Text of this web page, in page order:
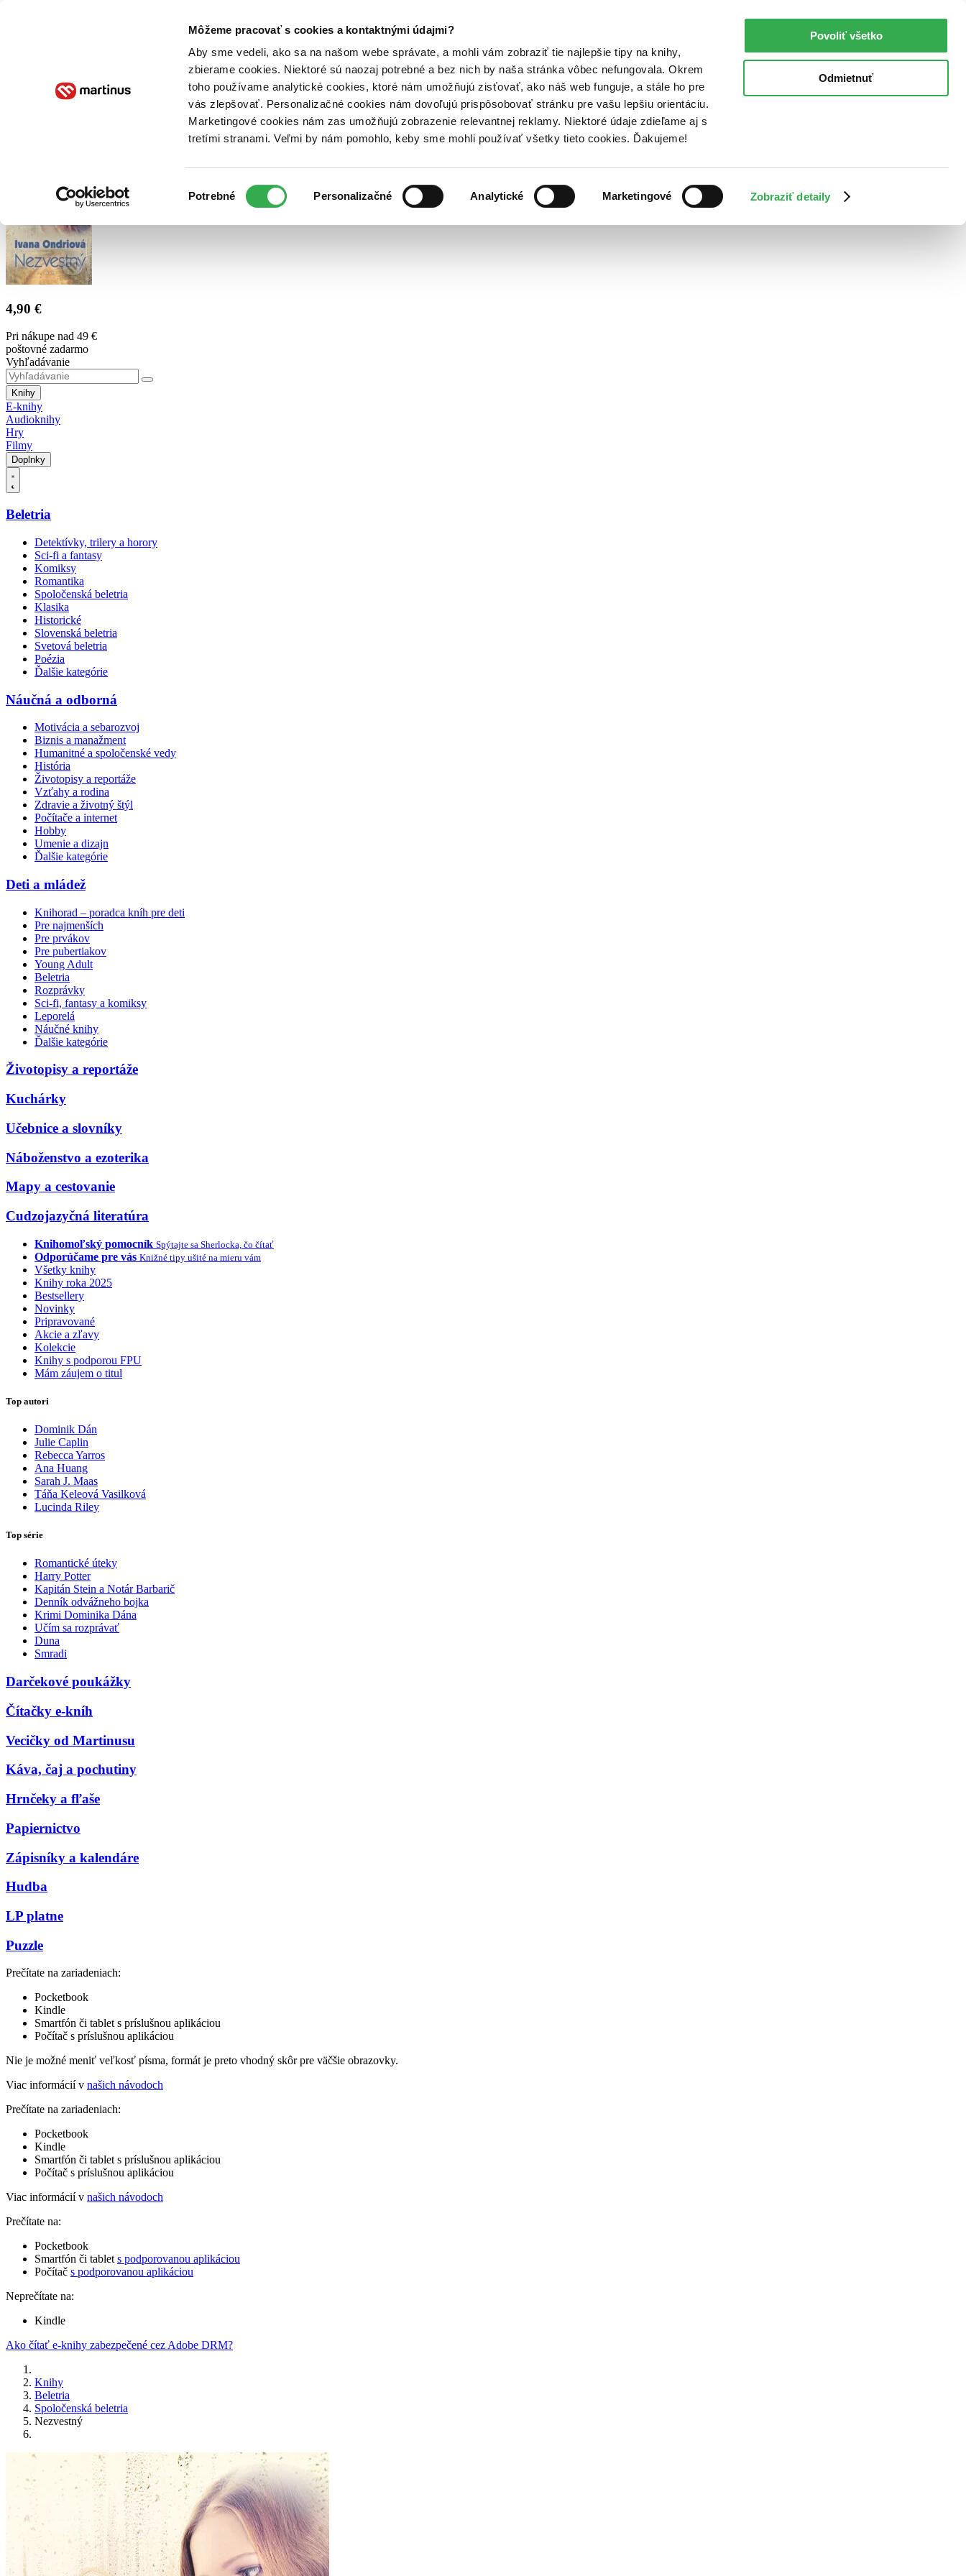
Môžeme pracovať s cookies a kontaktnými údajmi?
Aby sme vedeli, ako sa na našom webe správate, a mohli vám zobraziť tie najlepšie tipy na knihy,
zbierame cookies. Niektoré sú naozaj potrebné a bez nich by naša stránka vôbec nefungovala. Okrem
toho používame analytické cookies, ktoré nám umožňujú zisťovať, ako náš web funguje, a stále ho pre
vás zlepšovať. Personalizačné cookies nám dovoľujú prispôsobovať stránku pre vašu lepšiu orientáciu.
Marketingové cookies nám zas umožňujú zobrazenie relevantnej reklamy. Niektoré údaje zdieľame aj s
tretími stranami. Veľmi by nám pomohlo, keby sme mohli používať všetky tieto cookies. Ďakujeme!
súhlasu
Potrebné Personalizačné Analytické Marketingové Zobraziť detaily
Povoliť všetko
Odmietnuť
Poukážky Kontakt
4,90 €
Pri nákupe nad 49 €
poštovné zadarmo
Vyhľadávanie
Knihy
E-knihy
Audioknihy
Hry
Filmy
Doplnky
Beletria
Detektívky, trilery a horory
Sci-fi a fantasy
Komiksy
Romantika
Spoločenská beletria
Klasika
Historické
Slovenská beletria
Svetová beletria
Poézia
Ďalšie kategórie
Náučná a odborná
Motivácia a sebarozvoj
Biznis a manažment
Humanitné a spoločenské vedy
História
Životopisy a reportáže
Vzťahy a rodina
Zdravie a životný štýl
Počítače a internet
Hobby
Umenie a dizajn
Ďalšie kategórie
Deti a mládež
Knihorad – poradca kníh pre deti
Pre najmenších
Pre prvákov
Pre pubertiakov
Young Adult
Beletria
Rozprávky
Sci-fi, fantasy a komiksy
Leporelá
Náučné knihy
Ďalšie kategórie
Životopisy a reportáže
Kuchárky
Učebnice a slovníky
Náboženstvo a ezoterika
Mapy a cestovanie
Cudzojazyčná literatúra
Knihomoľský pomocník Spýtajte sa Sherlocka, čo čítať
Odporúčame pre vás Knižné tipy ušité na mieru vám
Všetky knihy
Knihy roka 2025
Bestsellery
Novinky
Pripravované
Akcie a zľavy
Kolekcie
Knihy s podporou FPU
Mám záujem o titul
Top autori
Dominik Dán
Julie Caplin
Rebecca Yarros
Ana Huang
Sarah J. Maas
Táňa Keleová Vasilková
Lucinda Riley
Top série
Romantické úteky
Harry Potter
Kapitán Stein a Notár Barbarič
Denník odvážneho bojka
Krimi Dominika Dána
Učím sa rozprávať
Duna
Smradi
Darčekové poukážky
Čítačky e-kníh
Vecičky od Martinusu
Káva, čaj a pochutiny
Hrnčeky a fľaše
Papiernictvo
Zápisníky a kalendáre
Hudba
LP platne
Puzzle
Prečítate na zariadeniach:
Pocketbook
Kindle
Smartfón či tablet s príslušnou aplikáciou
Počítač s príslušnou aplikáciou
Nie je možné meniť veľkosť písma, formát je preto vhodný skôr pre väčšie obrazovky.
Viac informácií v našich návodoch
Prečítate na zariadeniach:
Pocketbook
Kindle
Smartfón či tablet s príslušnou aplikáciou
Počítač s príslušnou aplikáciou
Viac informácií v našich návodoch
Prečítate na:
Pocketbook
Smartfón či tablet s podporovanou aplikáciou
Počítač s podporovanou aplikáciou
Neprečítate na:
Kindle
Ako čítať e-knihy zabezpečené cez Adobe DRM?
Knihy
Beletria
Spoločenská beletria
Nezvestný